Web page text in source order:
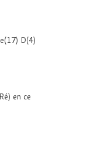
D(4)
en ce